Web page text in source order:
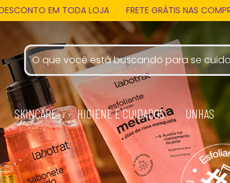
FRETE GRÁTIS NAS COMPRAS ACIMA DE 159 REAIS
SKINCARE HIGIENE E CUIDADOS UNHAS